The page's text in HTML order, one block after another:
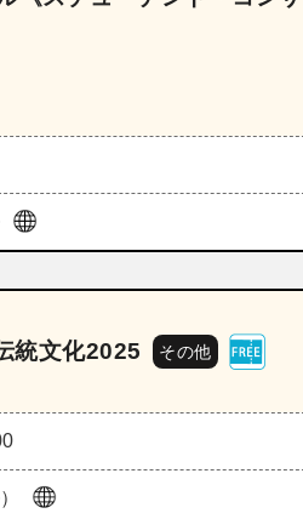
統文化2025 その他